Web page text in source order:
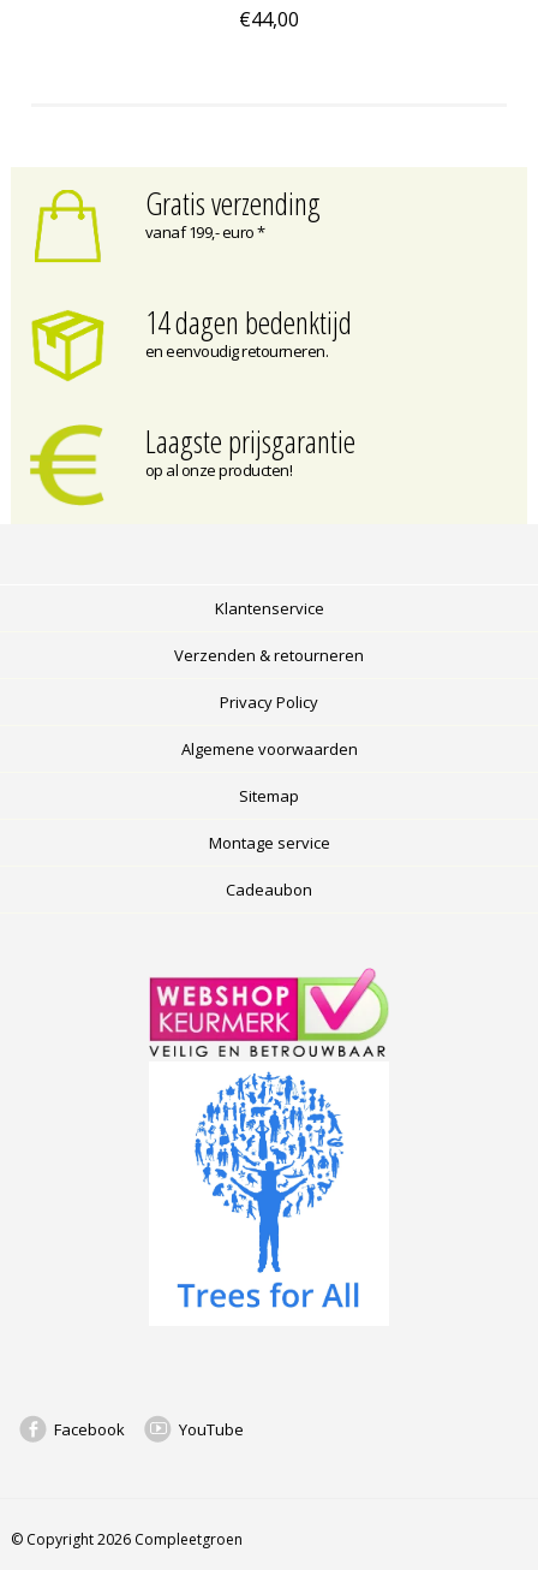
€44,00
Gratis verzending
vanaf 199,- euro *
14 dagen bedenktijd
en eenvoudig retourneren.
Laagste prijsgarantie
op al onze producten!
Klantenservice
Verzenden & retourneren
Privacy Policy
Algemene voorwaarden
Sitemap
Montage service
Cadeaubon
Facebook YouTube
© Copyright 2026 Compleetgroen